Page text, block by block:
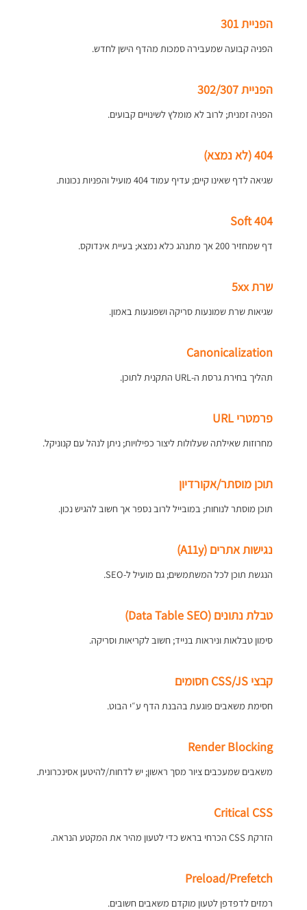
הפניית 301
הפניה קבועה שמעבירה סמכות מהדף הישן לחדש.
הפניית 302/307
הפניה זמנית; לרוב לא מומלץ לשינויים קבועים.
404 (לא נמצא)
שגיאה לדף שאינו קיים; עדיף עמוד 404 מועיל והפניות נכונות.
Soft 404
דף שמחזיר 200 אך מתנהג כלא נמצא; בעיית אינדוקס.
שרת 5xx
שגיאות שרת שמונעות סריקה ושפוגעות באמון.
Canonicalization
תהליך בחירת גרסת ה-URL התקנית לתוכן.
פרמטרי URL
מחרוזות שאילתה שעלולות ליצור כפילויות; ניתן לנהל עם קנוניקל.
תוכן מוסתר/אקורדיון
תוכן מוסתר לנוחות; במובייל לרוב נספר אך חשוב להגיש נכון.
נגישות אתרים (A11y)
הנגשת תוכן לכל המשתמשים; גם מועיל ל-SEO.
טבלת נתונים (Data Table SEO)
סימון טבלאות וניראות בנייד; חשוב לקריאות וסריקה.
קבצי CSS/JS חסומים
חסימת משאבים פוגעת בהבנת הדף ע״י הבוט.
Render Blocking
משאבים שמעכבים ציור מסך ראשון; יש לדחות/להיטען אסינכרונית.
Critical CSS
הזרקת CSS הכרחי בראש כדי לטעון מהיר את המקטע הנראה.
Preload/Prefetch
רמזים לדפדפן לטעון מוקדם משאבים חשובים.